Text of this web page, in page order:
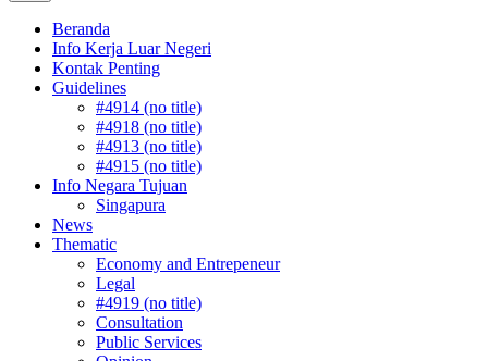
Beranda
Info Kerja Luar Negeri
Kontak Penting
Guidelines
#4914 (no title)
#4918 (no title)
#4913 (no title)
#4915 (no title)
Info Negara Tujuan
Singapura
News
Thematic
Economy and Entrepeneur
Legal
#4919 (no title)
Consultation
Public Services